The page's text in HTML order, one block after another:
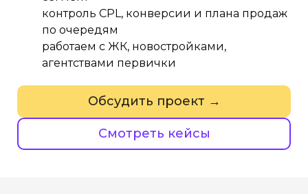
контроль CPL, конверсии и плана продаж
по очередям
работаем с ЖК, новостройками,
агентствами первички
Обсудить проект →
Смотреть кейсы